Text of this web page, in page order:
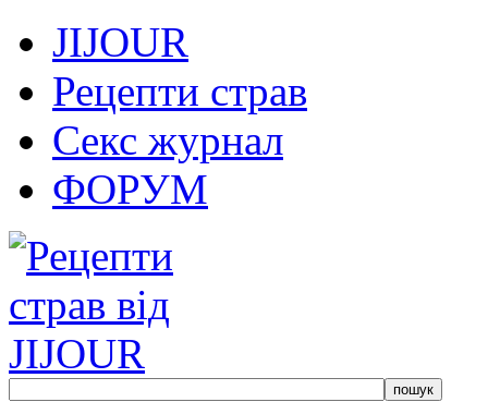
JIJOUR
Рецепти страв
Секс журнал
ФОРУМ